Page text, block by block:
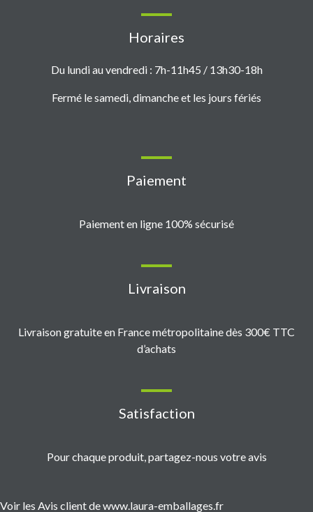
Horaires
Du lundi au vendredi : 7h-11h45 / 13h30-18h
Fermé le samedi, dimanche et les jours fériés
Paiement
Paiement en ligne 100% sécurisé
Livraison
Livraison gratuite en France métropolitaine dès 300€ TTC
d’achats
Satisfaction
Pour chaque produit, partagez-nous votre avis
Voir les Avis client de www.laura-emballages.fr